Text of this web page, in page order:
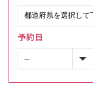
予約日